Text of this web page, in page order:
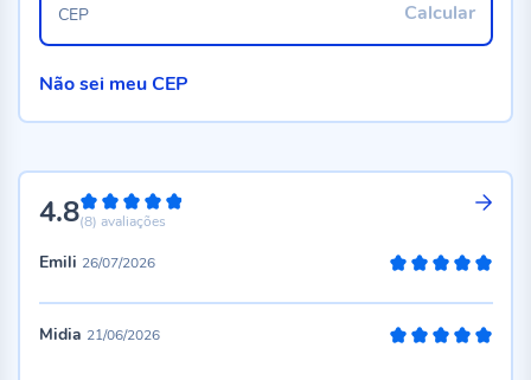
4.896%
(8) avaliações
Emili 26/07/2026
Midia 21/06/2026
Calcular
CEP
Não sei meu CEP